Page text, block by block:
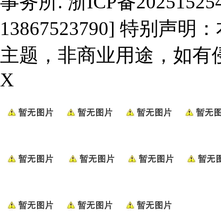
13867523790] 特别声明
主题，非商业用途，如有
X